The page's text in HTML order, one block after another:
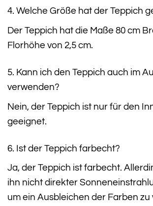
4. Welche Größe hat der Teppich
Der Teppich hat die Maße 80 cm
Florhöhe von 2,5 cm.
5. Kann ich den Teppich auch im
verwenden?
Nein, der Teppich ist nur für den
geeignet.
6. Ist der Teppich farbecht?
Ja, der Teppich ist farbecht.
ihn nicht direkter
um ein Ausbleichen der Farben zu